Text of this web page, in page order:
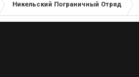
Никельский Пограничный Отряд